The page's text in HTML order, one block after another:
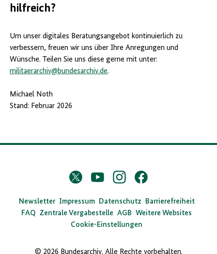
hilfreich?
Um unser digitales Beratungsangebot kontinuierlich zu
verbessern, freuen wir uns über Ihre Anregungen und
Wünsche. Teilen Sie uns diese gerne mit unter:
militaerarchiv@bundesarchiv.de.
Michael Noth
Stand: Februar 2026
D
s
B
Twitter
X
YouTubeInstagramFacebook
Newsletter Impressum Datenschutz
Barrierefreiheit
FAQ Zentrale Vergabestelle AGB Weitere Websites
Cookie-Einstellungen
© 2026 Bundesarchiv. Alle Rechte vorbehalten.